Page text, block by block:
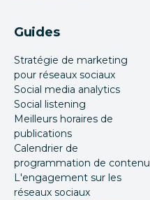
Guides
Stratégie de marketing
pour réseaux sociaux
Social media analytics
Social listening
Meilleurs horaires de
publications
Calendrier de
programmation de contenu
L'engagement sur les
réseaux sociaux